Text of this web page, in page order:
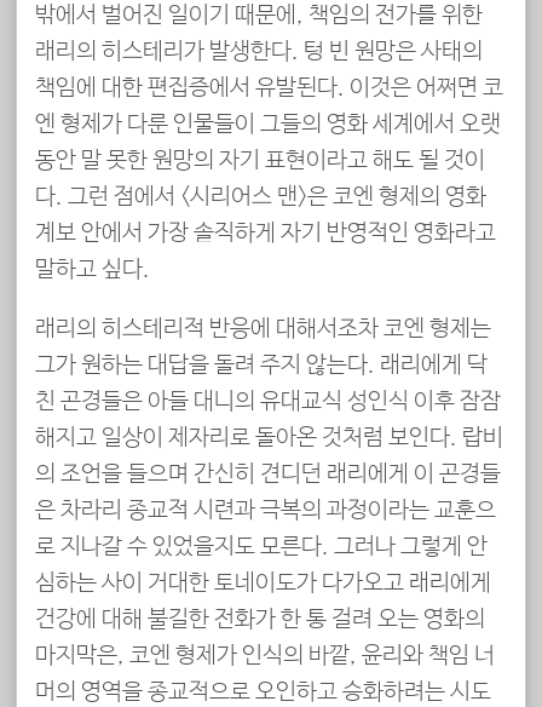
밖에서 벌어진 일이기 때문에, 책임의 전가를 위한
래리의 히스테리가 발생한다. 텅 빈 원망은 사태의
책임에 대한 편집증에서 유발된다. 이것은 어쩌면 코
엔 형제가 다룬 인물들이 그들의 영화 세계에서 오랫
동안 말 못한 원망의 자기 표현이라고 해도 될 것이
다. 그런 점에서 <시리어스 맨>은 코엔 형제의 영화
계보 안에서 가장 솔직하게 자기 반영적인 영화라고
말하고 싶다.
래리의 히스테리적 반응에 대해서조차 코엔 형제는
그가 원하는 대답을 돌려 주지 않는다. 래리에게 닥
친 곤경들은 아들 대니의 유대교식 성인식 이후 잠잠
해지고 일상이 제자리로 돌아온 것처럼 보인다. 랍비
의 조언을 들으며 간신히 견디던 래리에게 이 곤경들
은 차라리 종교적 시련과 극복의 과정이라는 교훈으
로 지나갈 수 있었을지도 모른다. 그러나 그렇게 안
심하는 사이 거대한 토네이도가 다가오고 래리에게
건강에 대해 불길한 전화가 한 통 걸려 오는 영화의
마지막은, 코엔 형제가 인식의 바깥, 윤리와 책임 너
머의 영역을 종교적으로 오인하고 승화하려는 시도